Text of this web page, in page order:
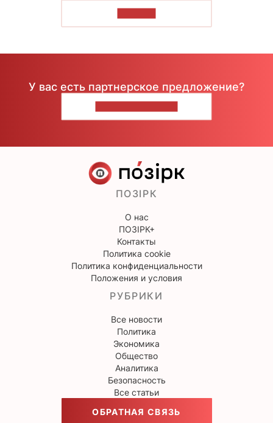
У вас есть партнерское предложение?
ПОЗІРК
О нас
ПОЗІРК+
Контакты
Политика cookie
Политика конфиденциальности
Положения и условия
РУБРИКИ
Все новости
Политика
Экономика
Общество
Аналитика
Безопасность
Все статьи
ОБРАТНАЯ СВЯЗЬ